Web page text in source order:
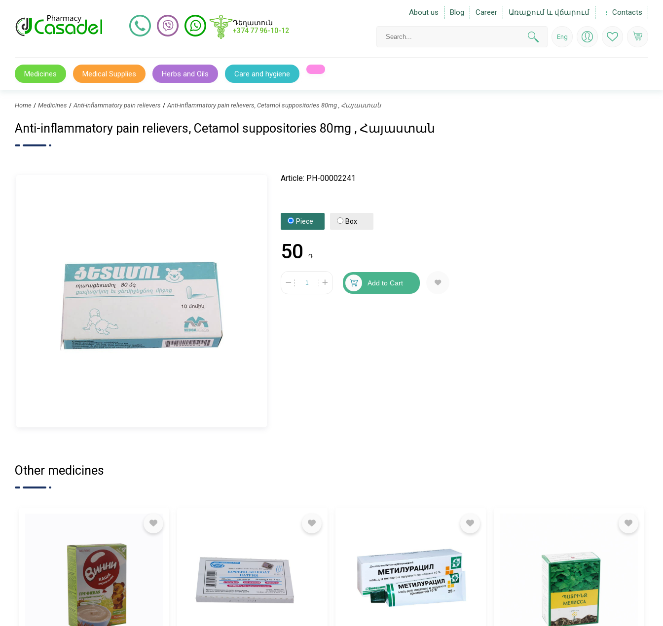
Դեղատուն
+374 77 96-10-12
About us Blog Career Առաքում և վճարում Contacts
Eng
Medicines Medical Supplies Herbs and Oils Care and hygiene
Home Medicines Anti-inflammatory pain relievers Anti-inflammatory pain relievers, Cetamol suppositories 80mg , Հայաստան
Anti-inflammatory pain relievers, Cetamol suppositories 80mg , Հայաստան
Article: PH-00002241
Piece Box
50֏
Add to Cart
Other medicines